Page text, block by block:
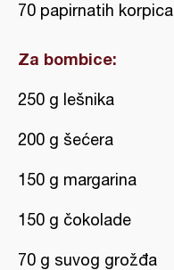
70 papirnatih korpica
Za bombice:
250 g lešnika
200 g šećera
150 g margarina
150 g čokolade
70 g suvog grožđa